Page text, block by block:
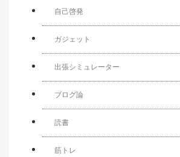
自己啓発
ガジェット
出張シミュレーター
ブログ論
読書
筋トレ